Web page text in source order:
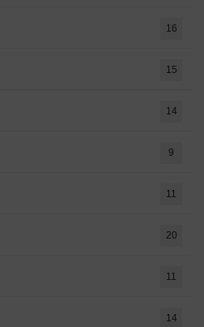
16
15
14
9
11
20
11
14